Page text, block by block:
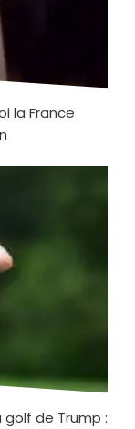
la France
de Trump :